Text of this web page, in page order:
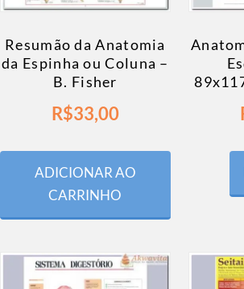
Resumão da Anatomia
da Espinha ou Coluna –
B. Fisher
R$33,00
ADICIONAR AO
CARRINHO